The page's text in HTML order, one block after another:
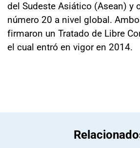
del Sudeste Asiático (Asean) y
número 20 a nivel global.
firmaron un Tratado de Libre
el cual entró en vigor en 2014.